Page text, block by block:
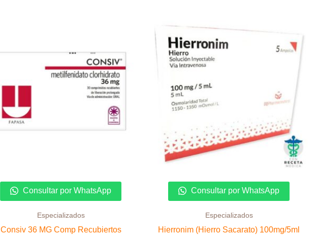
Consultar por WhatsApp
Especializados
Consiv 36 MG Comp Recubiertos
Consultar por WhatsApp
Especializados
Hierronim (Hierro Sacarato) 100mg/5ml